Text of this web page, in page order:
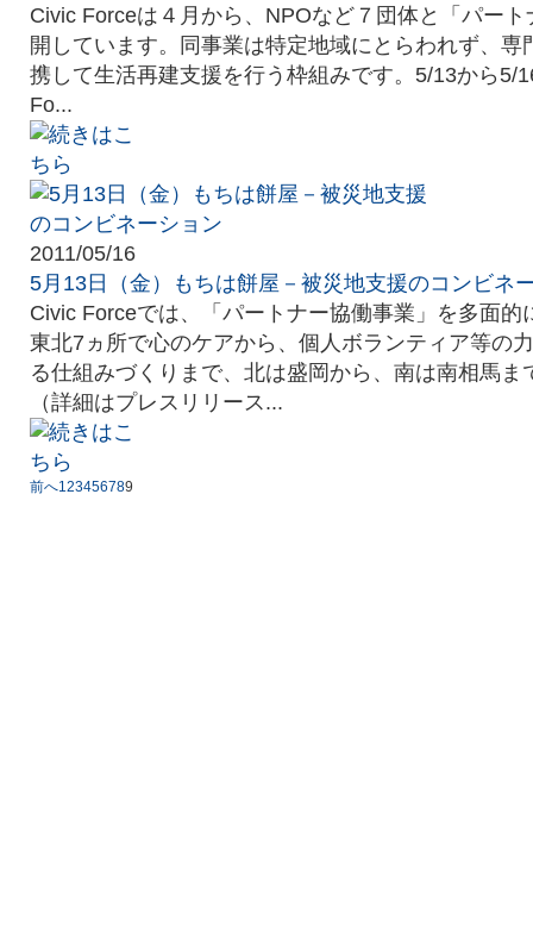
Civic Forceは４月から、NPOなど７団体と「パー
開しています。同事業は特定地域にとらわれず、専
携して生活再建支援を行う枠組みです。5/13から5/
Fo...
2011/05/16
5月13日（金）もちは餅屋－被災地支援のコンビネ
Civic Forceでは、「パートナー協働事業」を多面的
東北7ヵ所で心のケアから、個人ボランティア等の
る仕組みづくりまで、北は盛岡から、南は南相馬ま
（詳細はプレスリリース...
前へ123456789